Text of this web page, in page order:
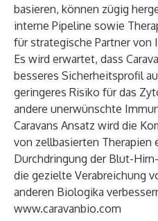
basieren, können zügig
interne Pipeline sowie
für strategische Partner von
Es wird erwartet, dass
besseres Sicherheitsprofil
geringeres Risiko für das
andere unerwünschte
Caravans Ansatz wird die
von zellbasierten Therapien
Durchdringung der Blut-
die gezielte Verabreichung
anderen Biologika
www.caravanbio.com